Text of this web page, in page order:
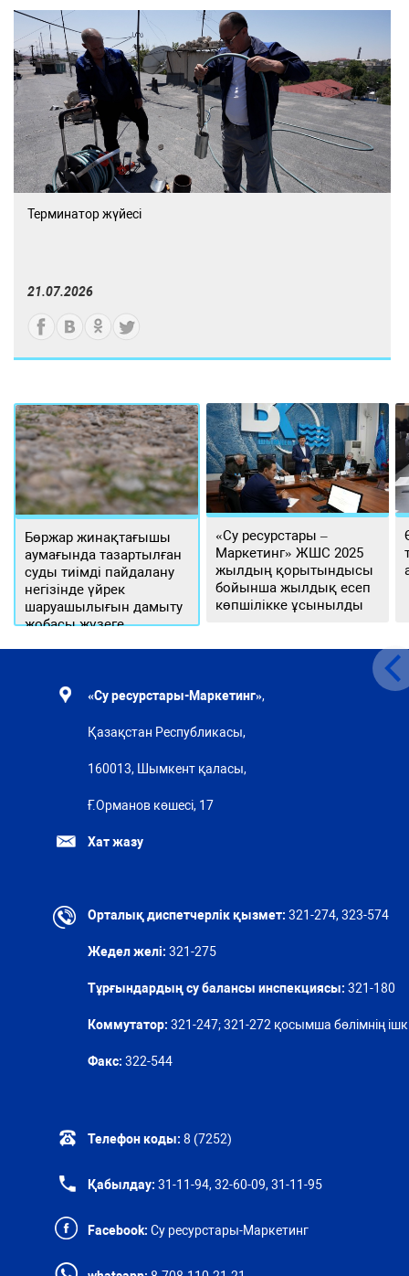
Терминатор жүйесі
21.07.2026
Бөржар жинақтағышы
аумағында тазартылған
суды тиімді пайдалану
негізінде үйрек
шаруашылығын дамыту
жобасы жүзеге
«Су ресурстары –
Маркетинг» ЖШС 2025
жылдың қорытындысы
бойынша жылдық есеп
көпшілікке ұсынылды
«Су ресурстары-Маркетинг»,
Қазақстан Республикасы,
160013, Шымкент қаласы,
Ғ.Орманов көшесі, 17
Хат жазу
Орталық диспетчерлік қызмет: 321-274, 323-574
Жедел желі: 321-275
Тұрғындардың су балансы инспекциясы: 321-180
Коммутатор: 321-247; 321-272 қосымша бөлімнің ішкі
Факс: 322-544
Телефон коды: 8 (7252)
Қабылдау: 31-11-94, 32-60-09, 31-11-95
Facebook: Су ресурстары-Маркетинг